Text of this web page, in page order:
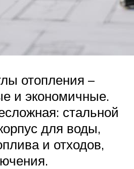
отопления –
и экономичные.
стальной
для воды,
и отходов,